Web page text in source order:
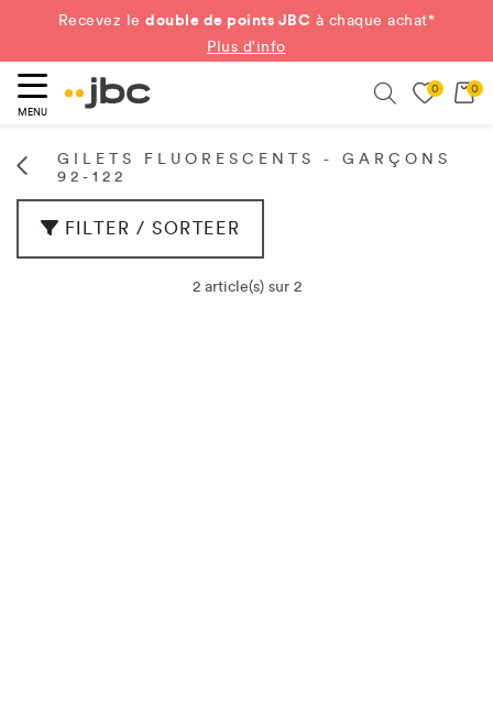
Recevez ledouble de points JBC à chaque achat*
Plus d'info
MENU
0 0
GILETS FLUORESCENTS - GARÇONS
92-122
FILTER / SORTEER
2 article(s) sur 2